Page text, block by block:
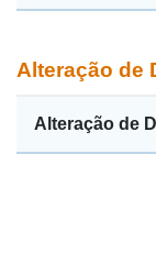
Alteração de
Alteração de